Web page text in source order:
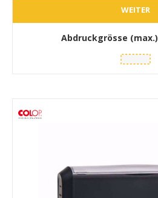
WEITER
Abdruckgrösse (max.)